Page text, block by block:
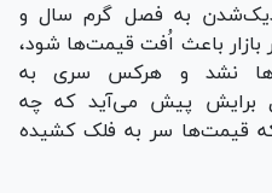
به فصل گرم سال و
بازار باعث اُفت قیمت‌ها شود،
نشد و هرکس سری به
برایش پیش می‌آید که چه
که قیمت‌ها سر به فلک کشیده